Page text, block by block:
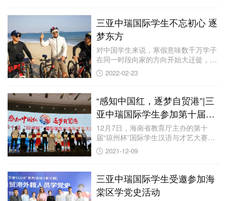
三亚中瑞国际学生不忘初心 逐
梦东方
对中国学生来说，寒假意味数千万学子
在同一时段向家的方向开始大迁徙，也
意味着承载着...
2022-02-23
“感知中国红，逐梦自贸港”|三
亚中瑞国际学生参加第十届海
南省“琼州杯”国际学生汉语与
才艺大赛
12月7日，海南省教育厅主办的第十
届“琼州杯”国际学生汉语与才艺大赛在
海南医学院...
2021-12-09
三亚中瑞国际学生受邀参加海
棠区学党史活动